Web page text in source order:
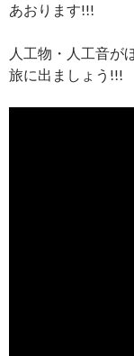
あおります!!!
人工物・人工音が
旅に出ましょう!!!